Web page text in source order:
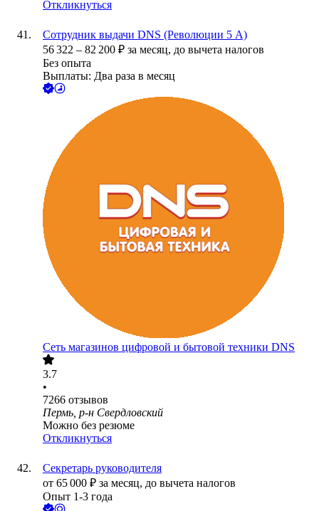
Откликнуться
Сотрудник выдачи DNS (Революции 5 А)
56 322 – 82 200 ₽ за месяц, до вычета налогов
Без опыта
Выплаты: Два раза в месяц
Сеть магазинов цифровой и бытовой техники DNS
3.7
•
7266 отзывов
Пермь, р-н Свердловский
Можно без резюме
Откликнуться
Секретарь руководителя
от 65 000 ₽ за месяц, до вычета налогов
Опыт 1-3 года